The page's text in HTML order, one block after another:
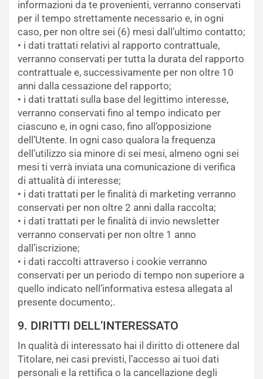
informazioni da te provenienti, verranno conservati
per il tempo strettamente necessario e, in ogni
caso, per non oltre sei (6) mesi dall’ultimo contatto;
• i dati trattati relativi al rapporto contrattuale,
verranno conservati per tutta la durata del rapporto
contrattuale e, successivamente per non oltre 10
anni dalla cessazione del rapporto;
• i dati trattati sulla base del legittimo interesse,
verranno conservati fino al tempo indicato per
ciascuno e, in ogni caso, fino all’opposizione
dell’Utente. In ogni caso qualora la frequenza
dell’utilizzo sia minore di sei mesi, almeno ogni sei
mesi ti verrà inviata una comunicazione di verifica
di attualità di interesse;
• i dati trattati per le finalità di marketing verranno
conservati per non oltre 2 anni dalla raccolta;
• i dati trattati per le finalità di invio newsletter
verranno conservati per non oltre 1 anno
dall’iscrizione;
• i dati raccolti attraverso i cookie verranno
conservati per un periodo di tempo non superiore a
quello indicato nell’informativa estesa allegata al
presente documento;.
9. DIRITTI DELL’INTERESSATO
In qualità di interessato hai il diritto di ottenere dal
Titolare, nei casi previsti, l’accesso ai tuoi dati
personali e la rettifica o la cancellazione degli